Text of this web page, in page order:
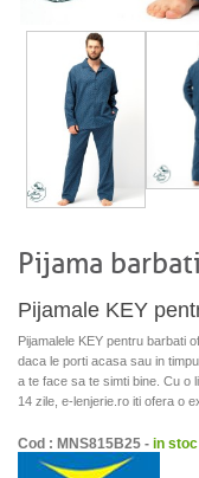
Pijama
Pijamale KEY
Pijamalele KEY pentru barbati
daca le porti acasa sau in
a te face sa te simti bine. Cu o
14 zile, e-lenjerie.ro iti ofera o
Cod : MNS815B25 - in stoc